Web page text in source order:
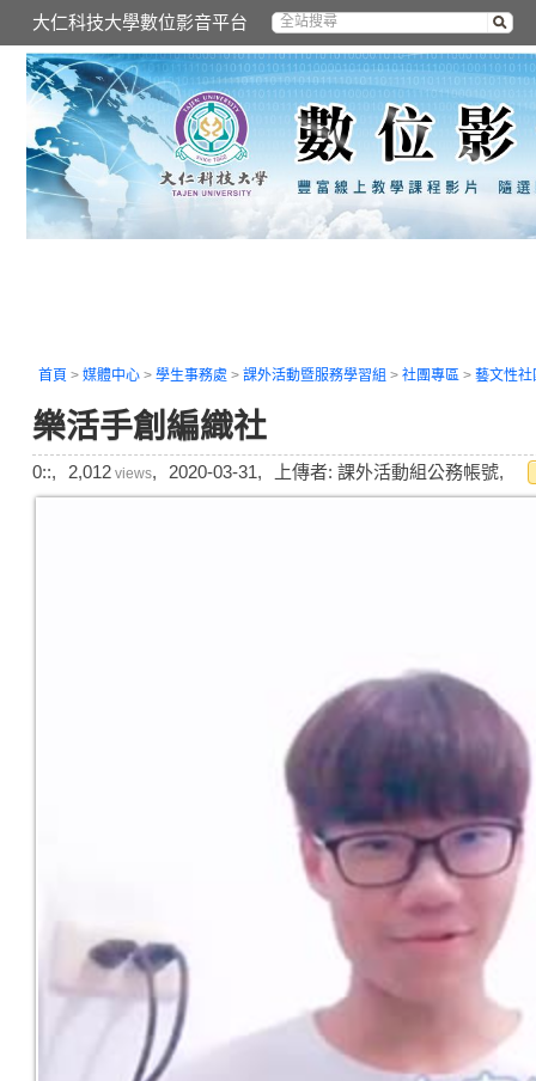
大仁科技大學數位影音平台
首頁 > 媒體中心 > 學生事務處 > 課外活動暨服務學習組 > 社團專區 > 藝文性社
樂活手創編織社
0::, 2,012 views, 2020-03-31, 上傳者: 課外活動組公務帳號,